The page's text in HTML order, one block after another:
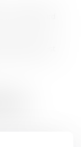
Abélard
Rennes est
(35)